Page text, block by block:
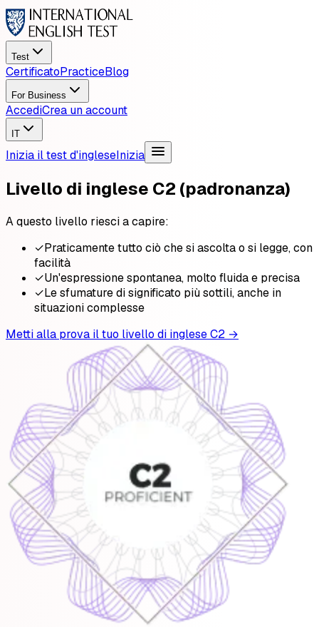
Test
CertificatoPracticeBlog
For Business
AccediCrea un account
IT
Inizia il test d'ingleseInizia
Livello di inglese C2 (padronanza)
A questo livello riesci a capire:
✓Praticamente tutto ciò che si ascolta o si legge, con
facilità
✓Un'espressione spontanea, molto fluida e precisa
✓Le sfumature di significato più sottili, anche in
situazioni complesse
Metti alla prova il tuo livello di inglese C2 →